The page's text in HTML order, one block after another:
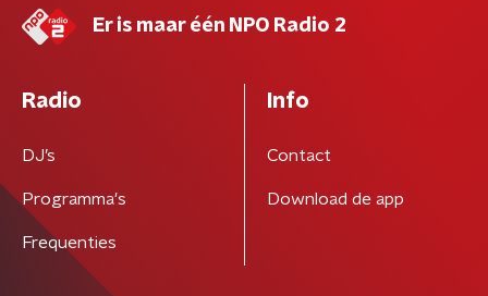
Er is maar één NPO Radio 2
Radio
DJ’s
Programma's
Frequenties
Info
Contact
Download de app